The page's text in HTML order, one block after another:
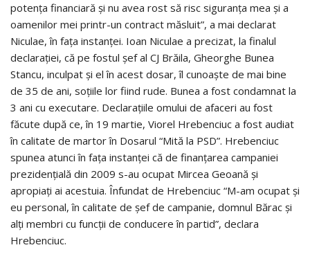
potenţa financiară şi nu avea rost să risc siguranţa mea şi a
oamenilor mei printr-un contract măsluit”, a mai declarat
Niculae, în faţa instanţei. Ioan Niculae a precizat, la finalul
declaraţiei, că pe fostul şef al CJ Brăila, Gheorghe Bunea
Stancu, inculpat şi el în acest dosar, îl cunoaşte de mai bine
de 35 de ani, soţiile lor fiind rude. Bunea a fost condamnat la
3 ani cu executare. Declaraţiile omului de afaceri au fost
făcute după ce, în 19 martie, Viorel Hrebenciuc a fost audiat
în calitate de martor în Dosarul “Mită la PSD”. Hrebenciuc
spunea atunci în faţa instanţei că de finanţarea campaniei
prezidenţială din 2009 s-au ocupat Mircea Geoană şi
apropiaţi ai acestuia. Înfundat de Hrebenciuc “M-am ocupat şi
eu personal, în calitate de şef de campanie, domnul Bărac şi
alţi membri cu funcţii de conducere în partid”, declara
Hrebenciuc.